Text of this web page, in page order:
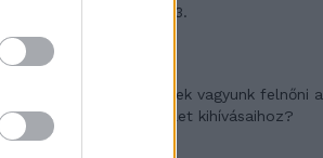
mítosza 3.
Képtelenek vagyunk felnőni a
felnőtt élet kihívásaihoz?